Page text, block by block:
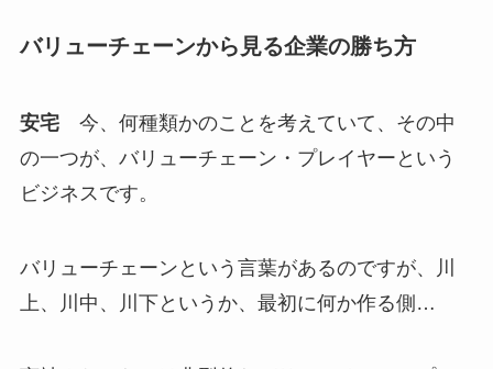
バリューチェーンから見る企業の勝ち方
安宅今、何種類かのことを考えていて、その中
の一つが、バリューチェーン・プレイヤーという
ビジネスです。
バリューチェーンという言葉があるのですが、川
上、川中、川下というか、最初に何か作る側…